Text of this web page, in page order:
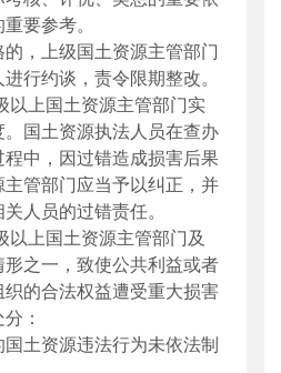
要参考。
，上级国土资源主管部门
行约谈，责令限期整改。
以上国土资源主管部门实
国土资源执法人员在查办
程中，因过错造成损害后果
管部门应当予以纠正，并
人员的过错责任。
以上国土资源主管部门及
之一，致使公共利益或者
的合法权益遭受重大损害
：
国土资源违法行为未依法制